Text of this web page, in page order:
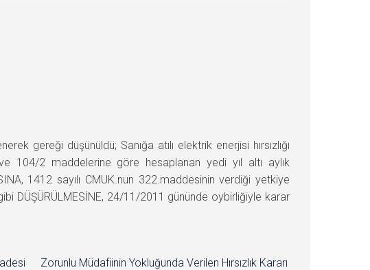
gereği düşünüldü; Sanığa atılı elektrik enerjisi hırsızlığı
104/2 maddelerine göre hesaplanan yedi yıl altı aylık
1412 sayılı CMUK.nun 322.maddesinin verdiği yetkiye
DÜŞÜRÜLMESİNE, 24/11/2011 gününde oybirliğiyle karar
Zorunlu Müdafiinin Yokluğunda Verilen Hırsızlık Kararı